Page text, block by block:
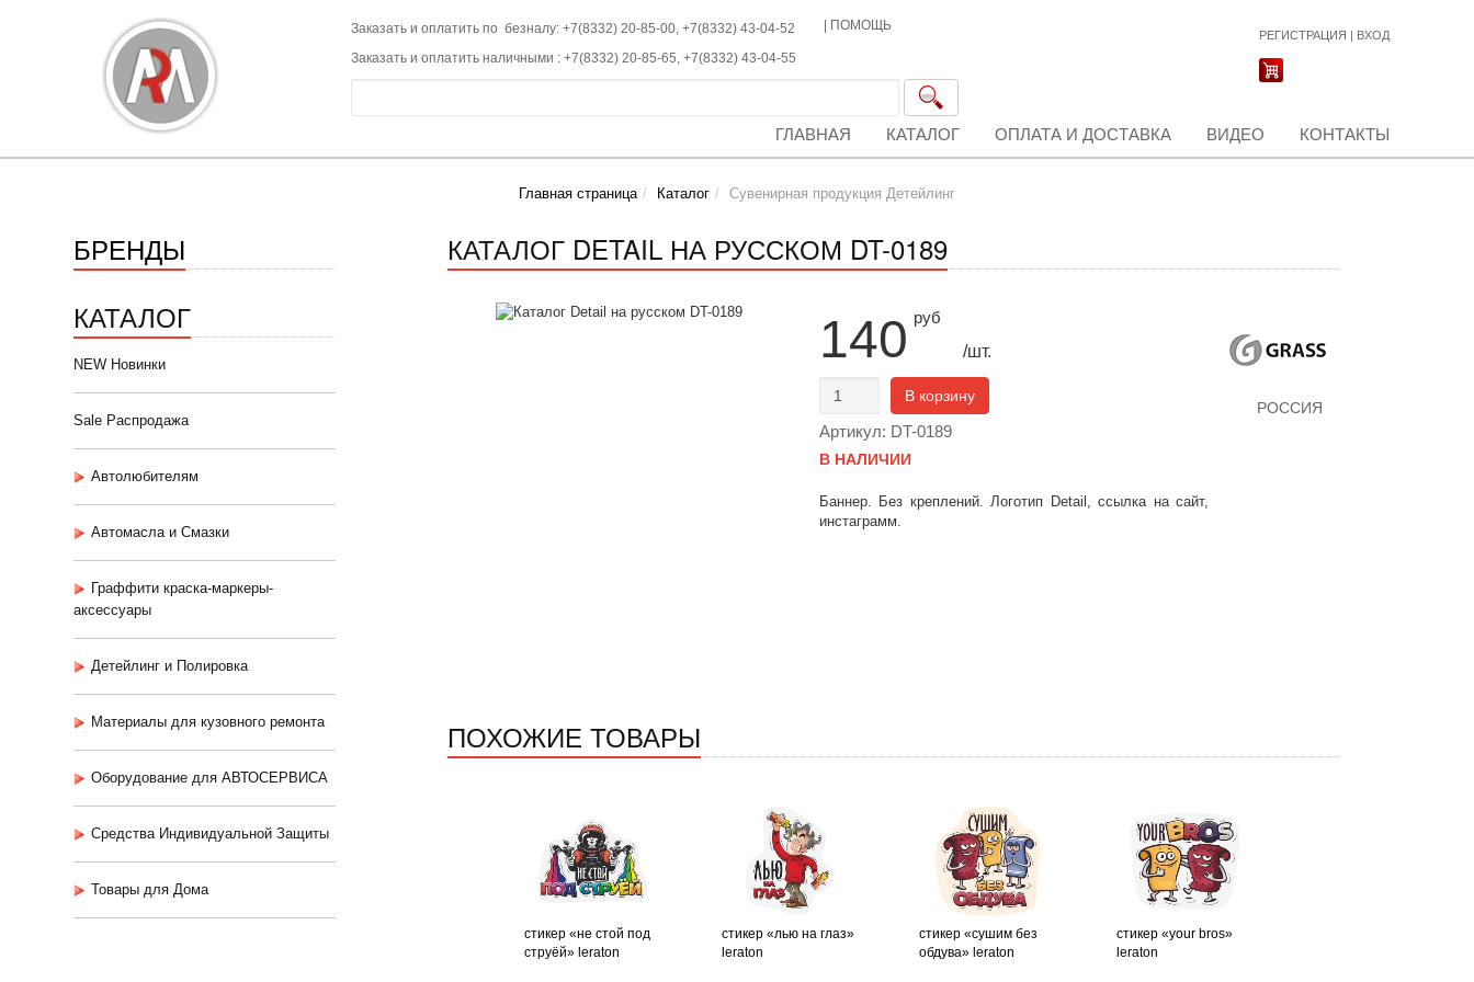
Заказать и оплатить по безналу: +7(8332) 20-85-00, +7(8332) 43-04-52
Заказать и оплатить наличными : +7(8332) 20-85-65, +7(8332) 43-04-55
ПОМОЩЬ
РЕГИСТРАЦИЯ | ВХОД
ГЛАВНАЯ КАТАЛОГ ОПЛАТА И ДОСТАВКА ВИДЕО КОНТАКТЫ
Главная страница Каталог Сувенирная продукция Детейлинг
БРЕНДЫ
КАТАЛОГ
NEW Новинки
Sale Распродажа
Автолюбителям
Автомасла и Смазки
Граффити краска-маркеры-
аксессуары
Детейлинг и Полировка
Материалы для кузовного ремонта
Оборудование для АВТОСЕРВИСА
Средства Индивидуальной Защиты
Товары для Дома
КАТАЛОГ DETAIL НА РУССКОМ DT-0189
140 руб
/шт.
В корзину
Артикул: DT-0189
В НАЛИЧИИ
Баннер. Без креплений. Логотип Detail, ссылка на сайт,
инстаграмм.
РОССИЯ
ПОХОЖИЕ ТОВАРЫ
стикер «не стой под
струёй» leraton
стикер «лью на глаз»
leraton
стикер «сушим без
обдува» leraton
стикер «your bros»
leraton